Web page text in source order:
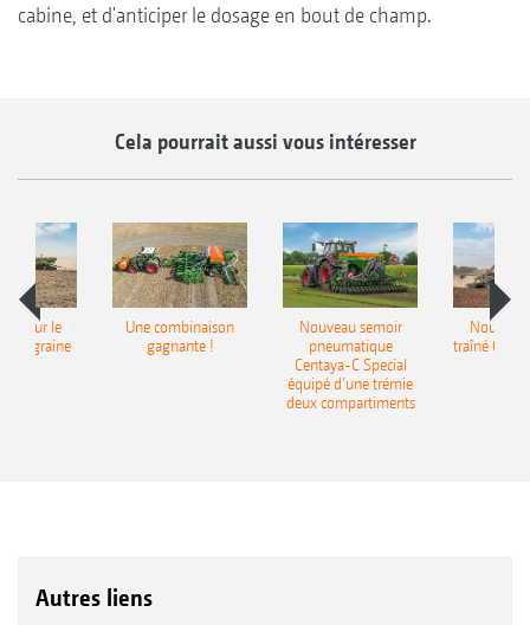
cabine, et d'anticiper le dosage en bout de champ.
Cela pourrait aussi vous intéresser
pour le
Une combinaison
gagnante !
Nouveau semoir
pneumatique
Centaya-C Special
équipé d’une trémie
deux compartiments
traîné
Autres liens